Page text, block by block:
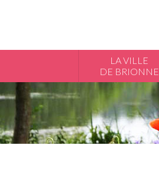
LA VILLE
DE BRIONNE